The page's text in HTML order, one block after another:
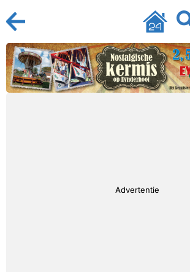
Advertentie